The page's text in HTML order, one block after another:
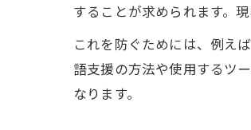
することが求められます。
これを防ぐためには、例え
語支援の方法や使用するツ
なります。